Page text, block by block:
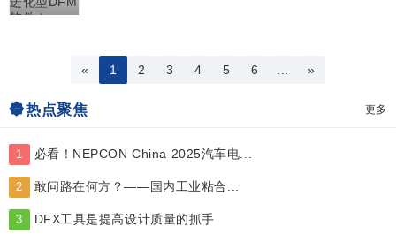
« 1 2 3 4 5 6 »
热点聚焦 更多
1 必看！NEPCON China 2025汽车电...
2 敢问路在何方？——国内工业粘合...
3 DFX工具是提高设计质量的抓手